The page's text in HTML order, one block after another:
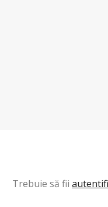
Trebuie să fii